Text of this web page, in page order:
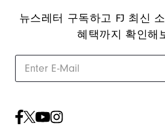
뉴스레터 구독하고 FJ 최신
혜택까지 확인해